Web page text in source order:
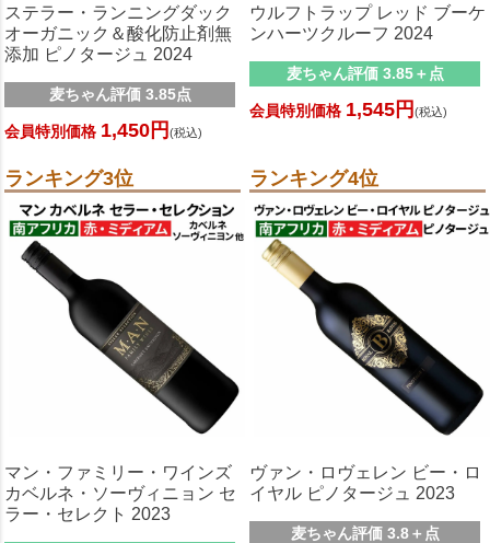
ステラー・ランニングダック
オーガニック＆酸化防止剤無
添加 ピノタージュ 2024
麦ちゃん評価 3.85点
会員特別価格 1,450円 (税込)
ウルフトラップ レッド ブーケ
ンハーツクルーフ 2024
麦ちゃん評価 3.85＋点
会員特別価格 1,545円 (税込)
ランキング3位
マン・ファミリー・ワインズ
カベルネ・ソーヴィニョン セ
ラー・セレクト 2023
ランキング4位
ヴァン・ロヴェレン ビー・ロ
イヤル ピノタージュ 2023
麦ちゃん評価 3.8＋点